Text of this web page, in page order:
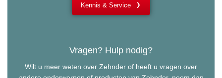
Kennis & Service
Vragen? Hulp nodig?
Wilt u meer weten over Zehnder of heeft u vragen over